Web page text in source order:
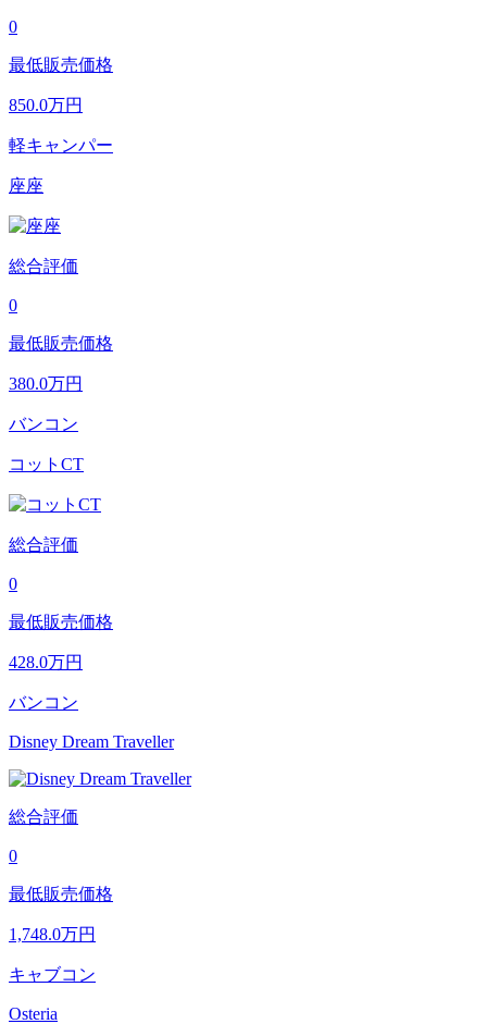
0
最低販売価格
850.0万円
軽キャンパー
座座
総合評価
0
最低販売価格
380.0万円
バンコン
コットCT
総合評価
0
最低販売価格
428.0万円
バンコン
Disney Dream Traveller
総合評価
0
最低販売価格
1,748.0万円
キャブコン
Osteria